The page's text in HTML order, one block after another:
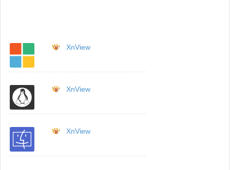
XnView
XnView
XnView